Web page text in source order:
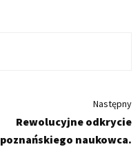
Następny
Rewolucyjne odkrycie
poznańskiego naukowca.